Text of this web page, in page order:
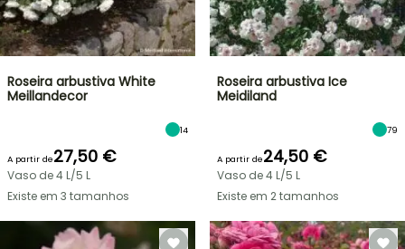
Roseira arbustiva White
Meillandecor
14
A partir de27,50 €
Vaso de 4 L/5 L
Existe em 3 tamanhos
Roseira arbustiva Ice
Meidiland
79
A partir de24,50 €
Vaso de 4 L/5 L
Existe em 2 tamanhos